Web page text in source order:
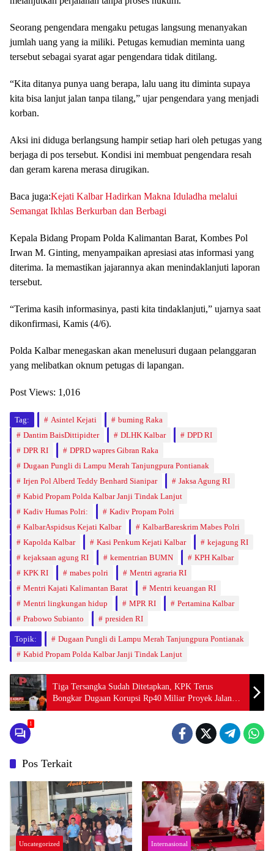
Seorang pengendara mengaku petugas langsung menanyakan
jumlah uang yang ia miliki. Petugas kemudian meminta uang
tersebut sebagai syarat agar pengendara tidak ditilang.
“Kita ditanya punya uang berapa, lalu uang itu diminta supaya
kita bisa lanjut jalan tanpa tilang,” ujar pengendara yang menjadi
korban.
Aksi ini diduga berlangsung hampir setiap hari oleh petugas yang
berjaga di pos tersebut. Kondisi ini membuat pengendara resah
dan geram karena merasa dirugikan.
Baca juga:Kejati Kalbar Hadirkan Makna Iduladha melalui
Semangat Ikhlas Berkurban dan Berbagi
Kepala Bidang Propam Polda Kalimantan Barat, Kombes Pol
Irwan M. Ginting, menyampaikan apresiasi atas informasi yang
diterima. Ia memastikan jajarannya akan menindaklanjuti laporan
tersebut.
“Terima kasih informasinya, pasti kita tindaklanjuti,” ujarnya saat
dikonfirmasi, Kamis (4/6).
Polda Kalbar menegaskan akan menelusuri dugaan pelanggaran
yang melibatkan oknum petugas di lapangan.
Post Views: 1,016
Tag: Asintel Kejati
buming Raka
Dantim BaisDittipidter
DLHK Kalbar
DPD RI
DPR RI
DPRD wapres Gibran Raka
Dugaan Pungli di Lampu Merah Tanjungpura Pontianak
Irjen Pol Alberd Teddy Benhard Sianipar
Jaksa Agung RI
Kabid Propam Polda Kalbar Janji Tindak Lanjut
Kadiv Humas Polri:
Kadiv Propam Polri
KalbarAspidsus Kejati Kalbar
KalbarBareskrim Mabes Polri
Kapolda Kalbar
Kasi Penkum Kejati Kalbar
kejagung RI
kejaksaan agung RI
kementrian BUMN
KPH Kalbar
KPK RI
mabes polri
Mentri agraria RI
Mentri Kajati Kalimantan Barat
Mentri keuangan RI
Mentri lingkungan hidup
MPR RI
Pertamina Kalbar
Prabowo Subianto
presiden RI
Topik:
Dugaan Pungli di Lampu Merah Tanjungpura Pontianak
Kabid Propam Polda Kalbar Janji Tindak Lanjut
Tiga Tersangka Sudah Ditetapkan, KPK Terus
Bongkar Dugaan Korupsi Rp40 Miliar Proyek Jalan
PUPR Mempawah
1
Pos Terkait
Uncategorized Internasional